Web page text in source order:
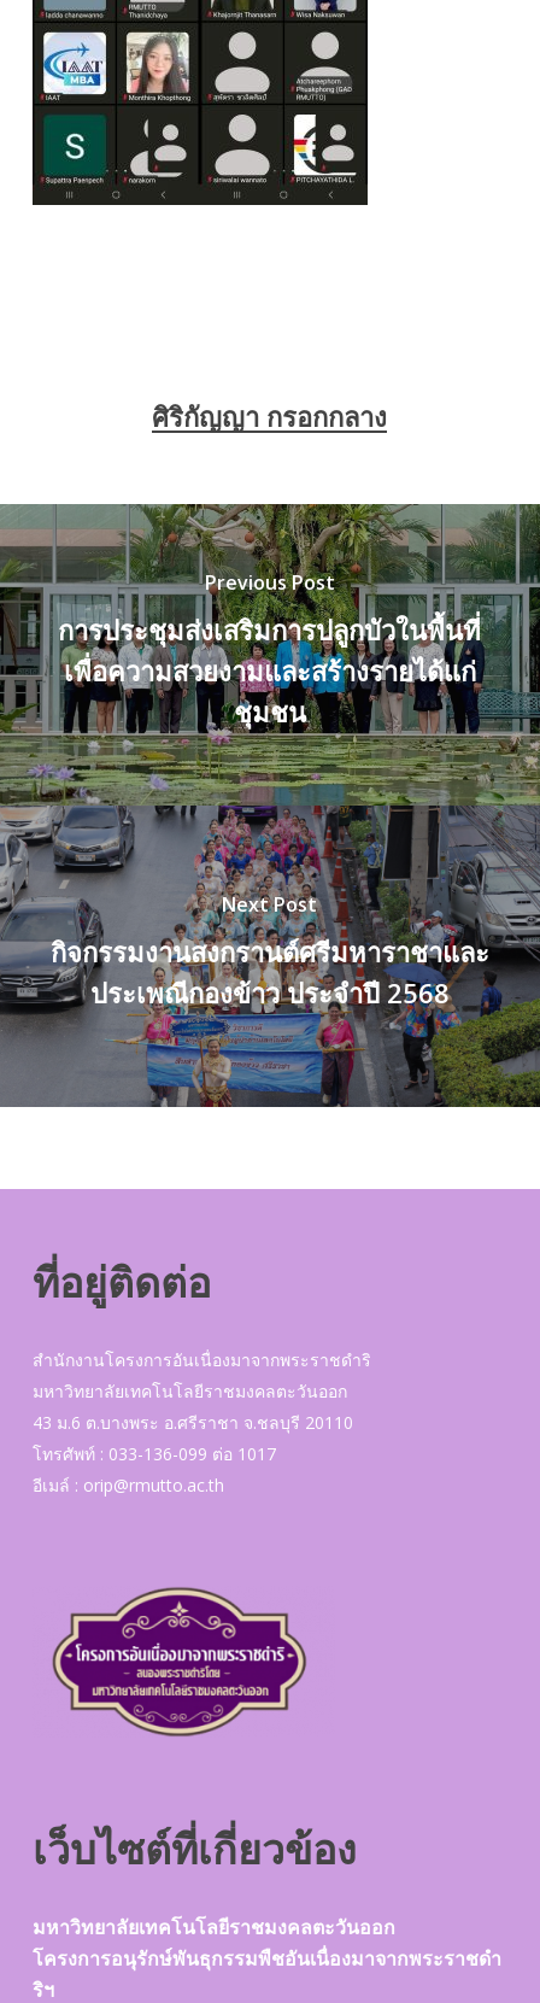
ศิริกัญญา กรอกกลาง
Previous Post
การประชุมส่งเสริมการปลูกบัวในพื้นที่
เพื่อความสวยงามและสร้างรายได้แก่
ชุมชน
Next Post
กิจกรรมงานสงกรานต์ศรีมหาราชาและ
ประเพณีกองข้าว ประจำปี 2568
ที่อยู่ติดต่อ
สำนักงานโครงการอันเนื่องมาจากพระราชดำริ
มหาวิทยาลัยเทคโนโลยีราชมงคลตะวันออก
43 ม.6 ต.บางพระ อ.ศรีราชา จ.ชลบุรี 20110
โทรศัพท์ : 033-136-099 ต่อ 1017
อีเมล์ : orip@rmutto.ac.th
เว็บไซต์ที่เกี่ยวข้อง
มหาวิทยาลัยเทคโนโลยีราชมงคลตะวันออก
โครงการอนุรักษ์พันธุกรรมพืชอันเนื่องมาจากพระราชดำ
ริฯ